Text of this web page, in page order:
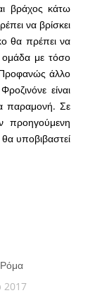
βράχος κάτω
να βρίσκει
θα πρέπει να
ομάδα με τόσο
άλλο
είναι
παραμονή. Σε
προηγούμενη
υποβιβαστεί
2017